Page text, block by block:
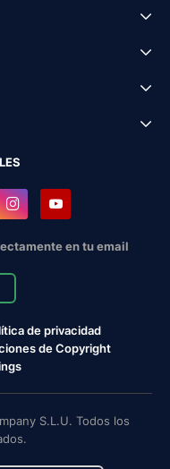
en tu email
de privacidad
de Copyright
S.L.U. Todos los